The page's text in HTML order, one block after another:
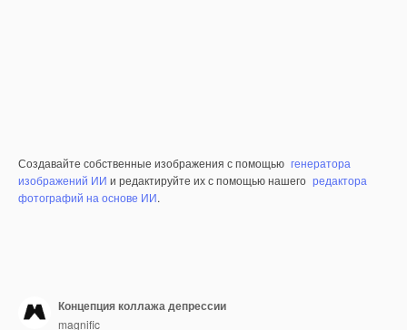
Создавайте собственные изображения с помощью генератора
изображений ИИ и редактируйте их с помощью нашего редактора
фотографий на основе ИИ.
Концепция коллажа депрессии
magnific